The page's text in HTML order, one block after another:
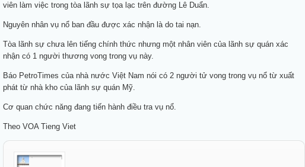
viên làm việc trong tòa lãnh sự tọa lạc trên đường Lê Duẩn.
Nguyên nhân vụ nổ ban đầu được xác nhận là do tai nạn.
Tòa lãnh sự chưa lên tiếng chính thức nhưng một nhân viên của lãnh sự quán xác
nhận có 1 người thương vong trong vụ này.
Báo PetroTimes của nhà nước Việt Nam nói có 2 người tử vong trong vụ nổ từ xuất
phát từ nhà kho của lãnh sự quán Mỹ.
Cơ quan chức năng đang tiến hành điều tra vụ nổ.
Theo VOA Tieng Viet